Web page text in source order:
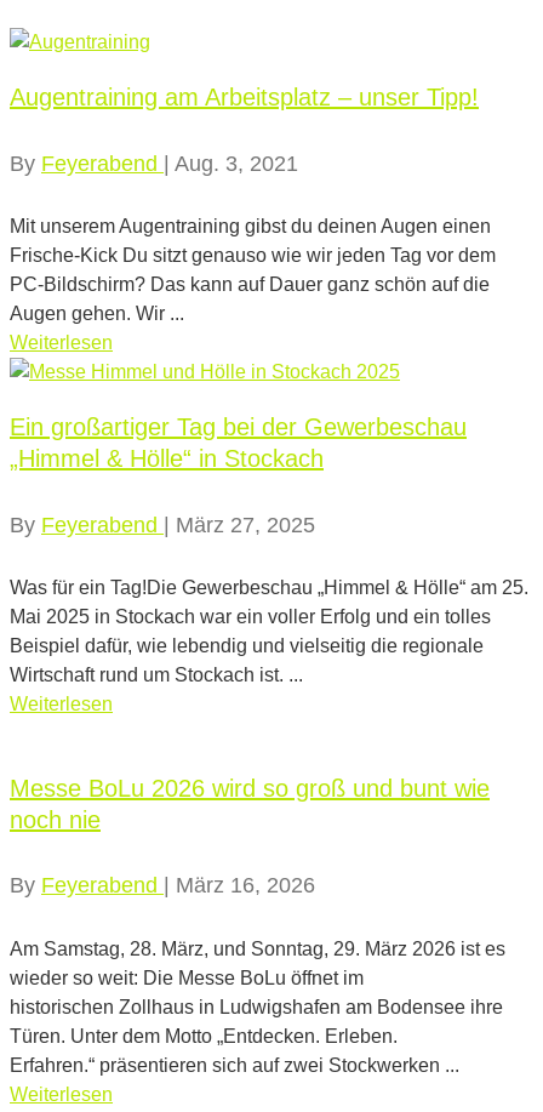
Augentraining am Arbeitsplatz – unser Tipp!
By Feyerabend | Aug. 3, 2021
Mit unserem Augentraining gibst du deinen Augen einen
Frische-Kick Du sitzt genauso wie wir jeden Tag vor dem
PC-Bildschirm? Das kann auf Dauer ganz schön auf die
Augen gehen. Wir ...
Weiterlesen
Ein großartiger Tag bei der Gewerbeschau
„Himmel & Hölle“ in Stockach
By Feyerabend | März 27, 2025
Was für ein Tag!Die Gewerbeschau „Himmel & Hölle“ am 25.
Mai 2025 in Stockach war ein voller Erfolg und ein tolles
Beispiel dafür, wie lebendig und vielseitig die regionale
Wirtschaft rund um Stockach ist. ...
Weiterlesen
Messe BoLu 2026 wird so groß und bunt wie
noch nie
By Feyerabend | März 16, 2026
Am Samstag, 28. März, und Sonntag, 29. März 2026 ist es
wieder so weit: Die Messe BoLu öffnet im
historischen Zollhaus in Ludwigshafen am Bodensee ihre
Türen. Unter dem Motto „Entdecken. Erleben.
Erfahren.“ präsentieren sich auf zwei Stockwerken ...
Weiterlesen